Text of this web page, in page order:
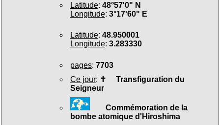
Latitude: 48°57'0" N
Longitude: 3°17'60" E
Latitude: 48.950001
Longitude: 3.283330
pages: 7703
Ce jour: ✝ Transfiguration du
Seigneur
Commémoration de la
bombe atomique d'Hiroshima